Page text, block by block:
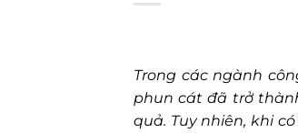
Trong các ngành
phun cát đã trở
quả. Tuy nhiên, khi